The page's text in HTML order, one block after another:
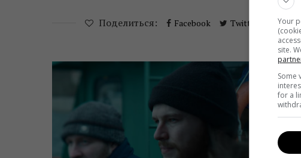
Поделиться: Facebook Twitter
Your
site.
Some
for a